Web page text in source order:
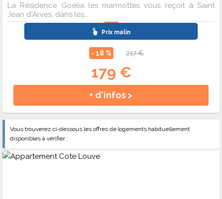
La Résidence Goélia les marmottes vous reçoit à Saint
Jean d'Arves, dans les...
Prix malin
- 18 % 217 €
179 €
+ d'infos >
Vous trouverez ci-dessous les offres de logements habituellement
disponibles à vérifier :